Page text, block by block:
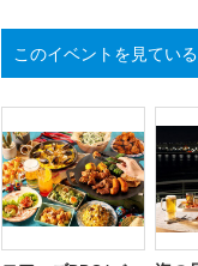
このイベントを見てい